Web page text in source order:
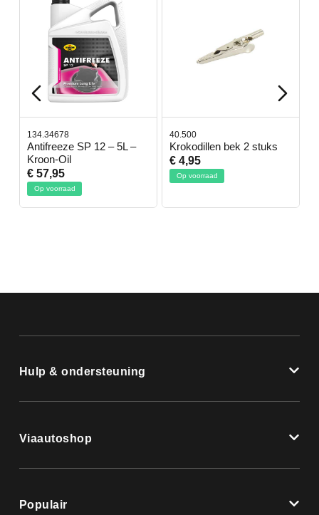
134.34678
Antifreeze SP 12 – 5L –
Kroon-Oil
€ 57,95
Op voorraad
40.500
Krokodillen bek 2 stuks
€ 4,95
Op voorraad
Hulp & ondersteuning
Viaautoshop
Populair